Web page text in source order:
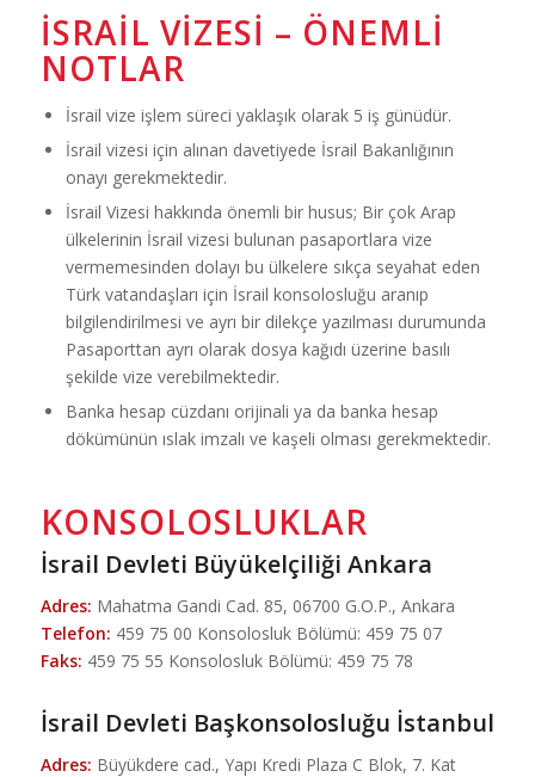
İSRAIL VIZESI – ÖNEMLI
NOTLAR
İsrail vize işlem süreci yaklaşık olarak 5 iş günüdür.
İsrail vizesi için alınan davetiyede İsrail Bakanlığının
onayı gerekmektedir.
İsrail Vizesi hakkında önemli bir husus; Bir çok Arap
ülkelerinin İsrail vizesi bulunan pasaportlara vize
vermemesinden dolayı bu ülkelere sıkça seyahat eden
Türk vatandaşları için İsrail konsolosluğu aranıp
bilgilendirilmesi ve ayrı bir dilekçe yazılması durumunda
Pasaporttan ayrı olarak dosya kağıdı üzerine basılı
şekilde vize verebilmektedir.
Banka hesap cüzdanı orijinali ya da banka hesap
dökümünün ıslak imzalı ve kaşeli olması gerekmektedir.
KONSOLOSLUKLAR
İsrail Devleti Büyükelçiliği Ankara
Adres: Mahatma Gandi Cad. 85, 06700 G.O.P., Ankara
Telefon: 459 75 00 Konsolosluk Bölümü: 459 75 07
Faks: 459 75 55 Konsolosluk Bölümü: 459 75 78
İsrail Devleti Başkonsolosluğu İstanbul
Adres: Büyükdere cad., Yapı Kredi Plaza C Blok, 7. Kat